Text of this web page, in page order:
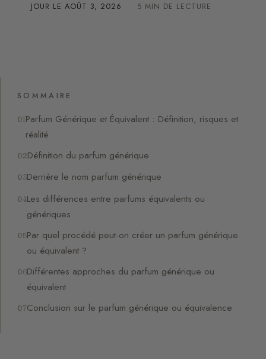
JOUR LEAOÛT 3, 2026 · 5 MIN DE LECTURE
SOMMAIRE
Parfum Générique et Équivalent : Définition, risques et
réalité
Définition du parfum générique
Derrière le nom parfum générique
Les différences entre parfums équivalents ou
génériques
Par quel procédé peut-on créer un parfum générique
ou équivalent ?
Différentes approches du parfum générique ou
équivalent
Conclusion sur le parfum générique ou équivalence